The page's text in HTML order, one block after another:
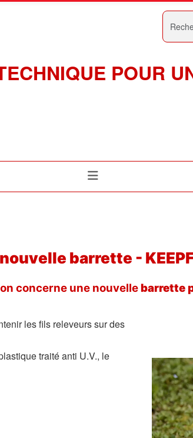
POUR
barrette -
concerne une nouvellebarrette
les fils releveurs sur des
traité anti U.V., le